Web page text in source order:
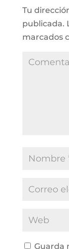
Tu
publicada.
marcados
Guarda